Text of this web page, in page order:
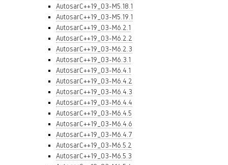
AutosarC++19_03-M5.18.1
AutosarC++19_03-M5.19.1
AutosarC++19_03-M6.2.1
AutosarC++19_03-M6.2.2
AutosarC++19_03-M6.2.3
AutosarC++19_03-M6.3.1
AutosarC++19_03-M6.4.1
AutosarC++19_03-M6.4.2
AutosarC++19_03-M6.4.3
AutosarC++19_03-M6.4.4
AutosarC++19_03-M6.4.5
AutosarC++19_03-M6.4.6
AutosarC++19_03-M6.4.7
AutosarC++19_03-M6.5.2
AutosarC++19_03-M6.5.3